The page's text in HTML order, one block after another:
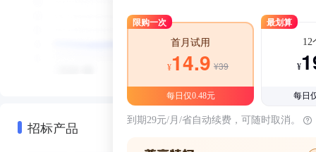
招标产品
限购一次
首月试用
¥14.9 ¥39
每日仅0.48元
最划算
12
¥
每日
到期29元/月/省自动续费，可随时取消。